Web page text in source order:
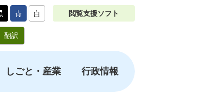
閲覧支援ソフト
翻訳
しごと・産業 行政情報